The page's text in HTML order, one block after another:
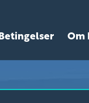
Betingelser Om